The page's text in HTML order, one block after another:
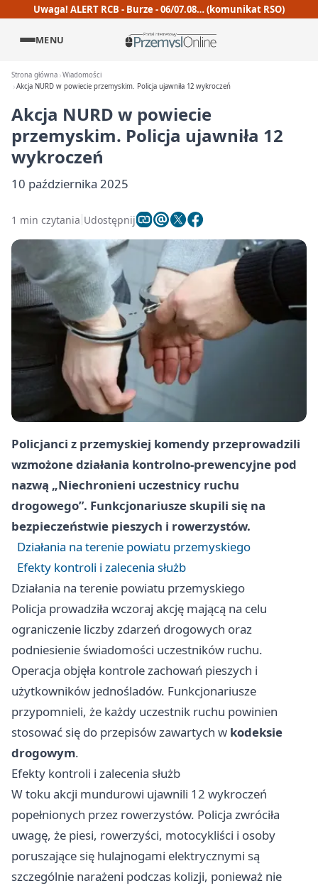
Uwaga! ALERT RCB - Burze - 06/07.08… (komunikat RSO)
MENU
Strona główna Wiadomości
Akcja NURD w powiecie przemyskim. Policja ujawniła 12 wykroczeń
Akcja NURD w powiecie
przemyskim. Policja ujawniła 12
wykroczeń
10 października 2025
1 min czytania Udostępnij
Policjanci z przemyskiej komendy przeprowadzili
wzmożone działania kontrolno-prewencyjne pod
nazwą „Niechronieni uczestnicy ruchu
drogowego”. Funkcjonariusze skupili się na
bezpieczeństwie pieszych i rowerzystów.
Działania na terenie powiatu przemyskiego
Efekty kontroli i zalecenia służb
Działania na terenie powiatu przemyskiego
Policja prowadziła wczoraj akcję mającą na celu
ograniczenie liczby zdarzeń drogowych oraz
podniesienie świadomości uczestników ruchu.
Operacja objęła kontrole zachowań pieszych i
użytkowników jednośladów. Funkcjonariusze
przypomnieli, że każdy uczestnik ruchu powinien
stosować się do przepisów zawartych w kodeksie
drogowym.
Efekty kontroli i zalecenia służb
W toku akcji mundurowi ujawnili 12 wykroczeń
popełnionych przez rowerzystów. Policja zwróciła
uwagę, że piesi, rowerzyści, motocykliści i osoby
poruszające się hulajnogami elektrycznymi są
szczególnie narażeni podczas kolizji, ponieważ nie